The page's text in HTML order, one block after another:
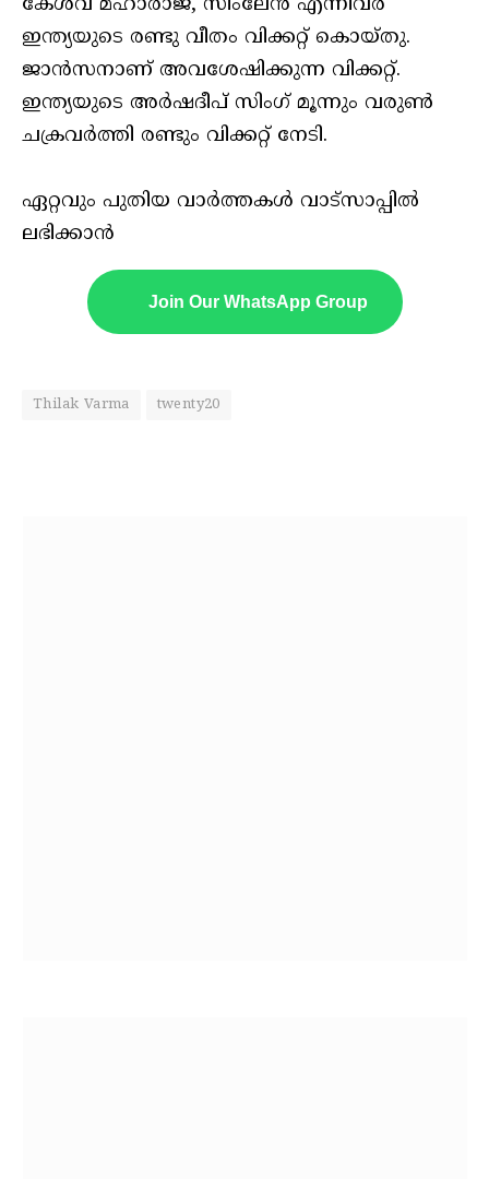
കേശവ് മഹാരാജ്, സിംലേൻ എന്നിവർ
ഇന്ത്യയുടെ രണ്ടു വീതം വിക്കറ്റ് കൊയ്തു.
ജാൻസനാണ് അവശേഷിക്കുന്ന വിക്കറ്റ്.
ഇന്ത്യയുടെ അർഷദീപ് സിംഗ് മൂന്നും വരുൺ
ചക്രവർത്തി രണ്ടും വിക്കറ്റ് നേടി.
ഏറ്റവും പുതിയ വാർത്തകൾ വാട്സാപ്പിൽ
ലഭിക്കാൻ
Join Our WhatsApp Group
Thilak Varma twenty20